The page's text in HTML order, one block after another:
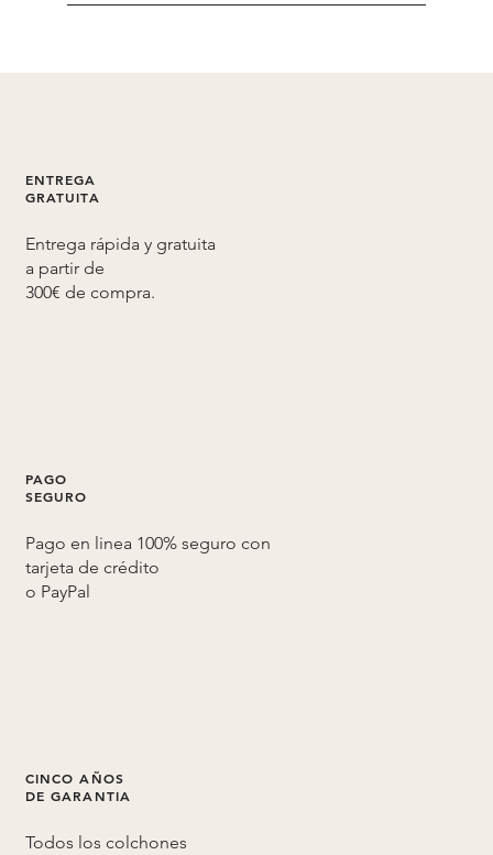
ENTREGA
GRATUITA
Entrega rápida y gratuita
a partir de
300€ de compra.
PAGO
SEGURO
Pago en linea 100% seguro con
tarjeta de crédito
o PayPal
CINCO AÑOS
DE GARANTIA
Todos los colchones
No. Cama-Hotel.com es una empresa
equipamiento textil de calidad hotelera
turísticos, empresas y profesionales del
sector hotelero.Cama-Hotel.com no tiene
ninguna relación comercial, legal ni
debes dirigirte al sitio web correspondiente.
Si buscas productos de cama hotelera,
ropa de cama profesional, colchones y